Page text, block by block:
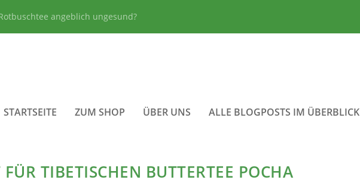
angeblich ungesund?
STARTSEITE ZUM SHOP ÜBER UNS ALLE BLOGPOSTS IM ÜBERBLICK
FÜR TIBETISCHEN BUTTERTEE POCHA